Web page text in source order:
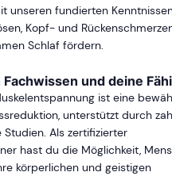
unseren fundierten
Kopf- und
Schlaf fördern.
und deine
ist eine
unterstützt durch
Als zertifizierter
hast du die Möglichkeit,
körperlichen und geistigen